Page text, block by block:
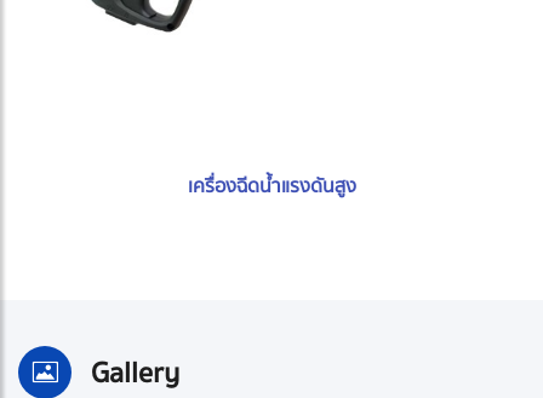
เครื่องฉีดน้ำแรงดันสูง
Gallery